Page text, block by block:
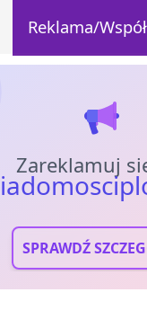
Reklama/
Zareklamuj
SPRAWDŹ